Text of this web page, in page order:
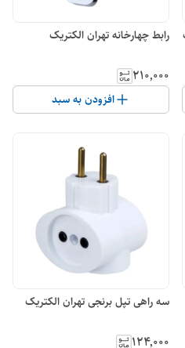
رابط چهارخانه تهران الکتریک
۲۱۰٬۰۰۰
افزودن به سبد
سه راهی تپل برنجی تهران الکتریک
۱۲۴٬۰۰۰